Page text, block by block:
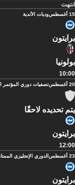
انتهت
15 أغسطس وديات الأندية
برايتون
بولونيا
10:00
20 أغسطس تصفيات دوري المؤتمر
يتم تحديده لاحقًا
برايتون
12:00
23 أغسطس الدوري الإنجليزي الممتاز
برايتون